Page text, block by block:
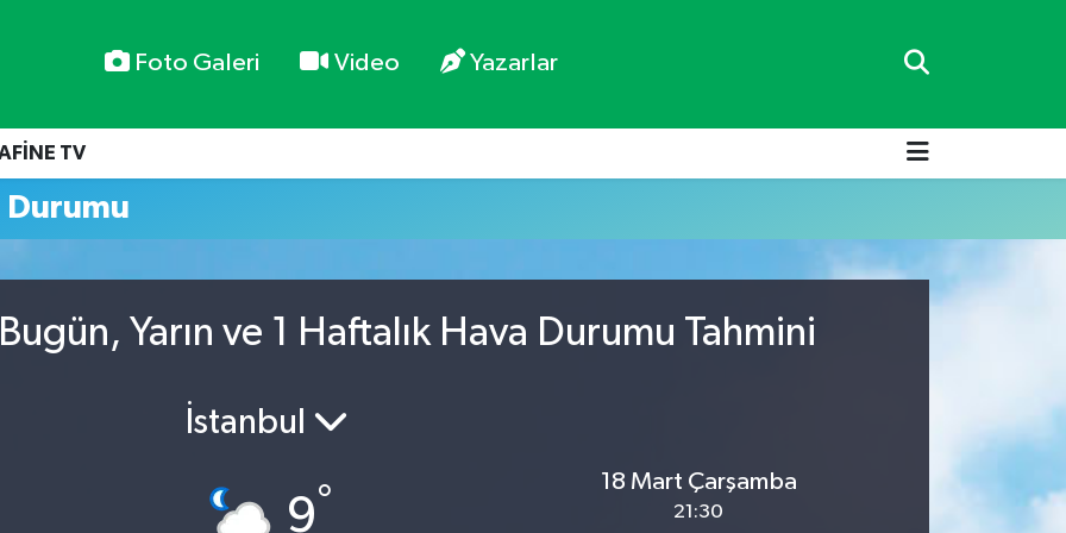
Foto Galeri Video Yazarlar
TV
Yarın ve 1 Haftalık Hava Durumu Tahmini
İstanbul
9°
18 Mart Çarşamba
21:30